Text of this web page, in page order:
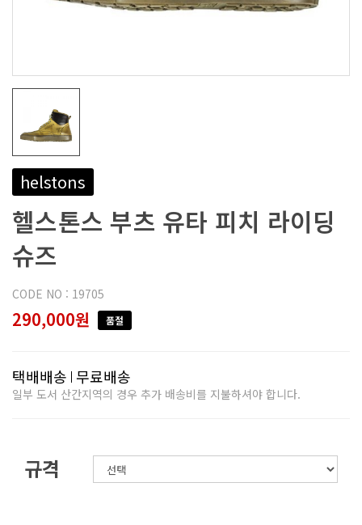
helstons
헬스톤스 부츠 유타 피치 라이딩
슈즈
CODE NO : 19705
290,000원 품절
택배배송 무료배송
일부 도서 산간지역의 경우 추가 배송비를 지불하셔야 합니다.
규격